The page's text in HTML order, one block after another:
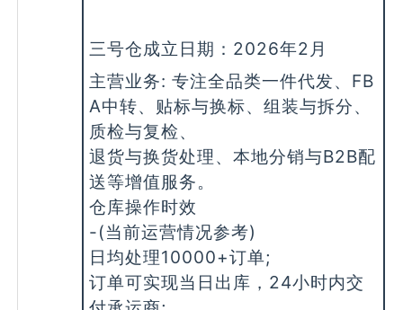
三号仓成立日期：2026年2月
主营业务: 专注全品类一件代发、FB
A中转、贴标与换标、组装与拆分、
质检与复检、
退货与换货处理、本地分销与B2B配
送等增值服务。
仓库操作时效
-(当前运营情况参考)
日均处理10000+订单;
订单可实现当日出库，24小时内交